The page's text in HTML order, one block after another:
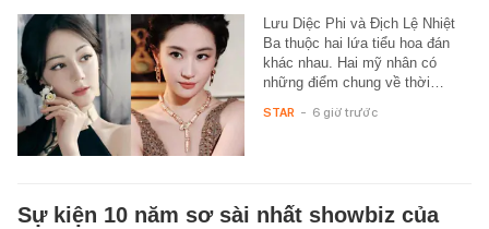
Lưu Diệc Phi và Địch Lệ Nhiệt
Ba thuộc hai lứa tiểu hoa đán
khác nhau. Hai mỹ nhân có
những điểm chung về thời…
STAR - 6 giờ trước
Sự kiện 10 năm sơ sài nhất showbiz của